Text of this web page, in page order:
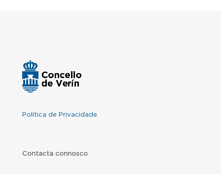
Política de Privacidade
Contacta connosco